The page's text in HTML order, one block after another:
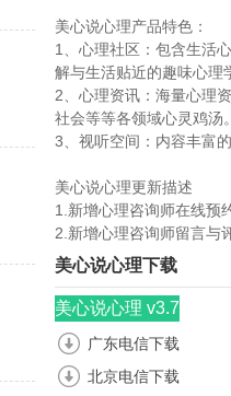
美心说心理产品特色：
1、心理社区：包含生活
解与生活贴近的趣味心理
2、心理资讯：海量心理
社会等等各领域心灵鸡汤。
3、视听空间：内容丰富
美心说心理更新描述
1.新增心理咨询师在线预
2.新增心理咨询师留言与
美心说心理下载
美心说心理 v3.7
广东电信下载
北京电信下载